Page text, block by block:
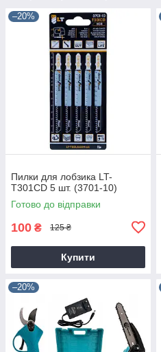
–20%
Пилки для лобзика LT-
T301CD 5 шт. (3701-10)
Готово до відправки
100 ₴ 125 ₴
Купити
–20%